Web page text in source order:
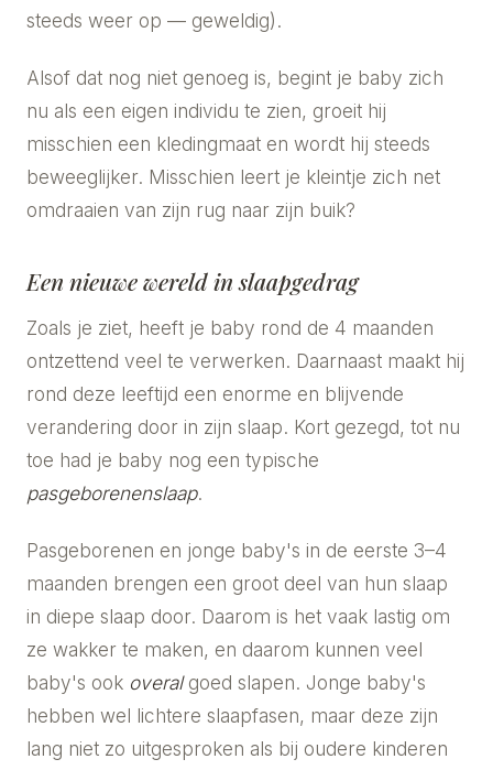
steeds weer op — geweldig).
Alsof dat nog niet genoeg is, begint je baby zich
nu als een eigen individu te zien, groeit hij
misschien een kledingmaat en wordt hij steeds
beweeglijker. Misschien leert je kleintje zich net
omdraaien van zijn rug naar zijn buik?
Een nieuwe wereld in slaapgedrag
Zoals je ziet, heeft je baby rond de 4 maanden
ontzettend veel te verwerken. Daarnaast maakt hij
rond deze leeftijd een enorme en blijvende
verandering door in zijn slaap. Kort gezegd, tot nu
toe had je baby nog een typische
pasgeborenenslaap.
Pasgeborenen en jonge baby's in de eerste 3–4
maanden brengen een groot deel van hun slaap
in diepe slaap door. Daarom is het vaak lastig om
ze wakker te maken, en daarom kunnen veel
baby's ook overalgoed slapen. Jonge baby's
hebben wel lichtere slaapfasen, maar deze zijn
lang niet zo uitgesproken als bij oudere kinderen